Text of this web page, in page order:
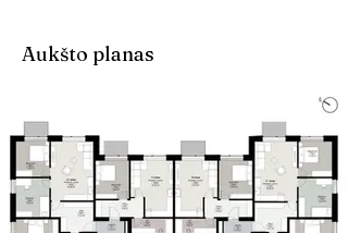
Aukšto planas